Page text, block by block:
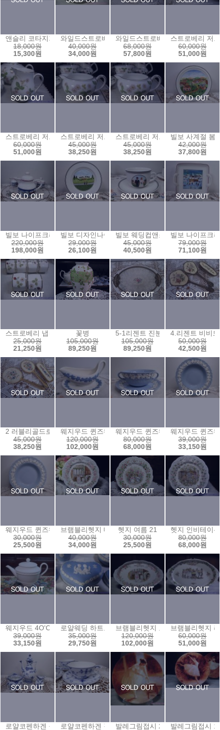
앤슬리 코타지가든 림습볼(20)
18,000원
15,300원
와일드스트로베리 캔잔(180ml)
40,000원
34,000원
와일드스트로베리 양손슈거볼
68,000원
57,800원
스트로베리 저
60,000원
51,000원
스트로베리 저그2
60,000원
51,000원
스트로베리 저그1
45,000원
38,250원
스트로베리 저그
45,000원
38,250원
빌보 사계절 봄
42,000원
37,800원
빌보 나이프크리스마스 티팟셋트
220,000원
198,000원
빌보 디자인나이프 브래드접시6 (17)
29,000원
26,100원
빌보 웨딩컵앤소서
45,000원
40,500원
빌보 나이프크
79,000원
71,100원
스트로베리 냅킨링(1개가격)
25,000원
21,250원
꽃병
105,000원
89,250원
5-1리젠트 진분홍 타원트레이
105,000원
89,250원
4.리젠트 비비
50,000원
42,500원
2 러블리골드로즈 빗,거울 솔셋트
45,000원
38,250원
웨지우드 퀸즈웨어 화이트 그래비보트(일체형)
120,000원
102,000원
웨지우드 퀸즈웨어 양손주름습볼
80,000원
68,000원
웨지우드 퀸즈
39,000원
33,150원
웨지우드 퀸즈웨어 주름습볼
30,000원
25,500원
브램블리헷지 데어리 접시
40,000원
34,000원
헷지 여름 21
30,000원
25,500원
헷지 인비테이
80,000원
68,000원
웨지우드 4O'CLOCK 미니어처티팟
39,000원
33,150원
로얄웨딩 하트보석함1
35,000원
29,750원
브램블리헷지 포피리갈트레이
120,000원
102,000원
브램블리헷지
60,000원
51,000원
로얄코펜하겐 풀레이스 악마팟(에소),슈거볼,크리머 셋트
로얄코펜하겐 점보컵앤소서1
발레그림접시 2 발레그림접시 1